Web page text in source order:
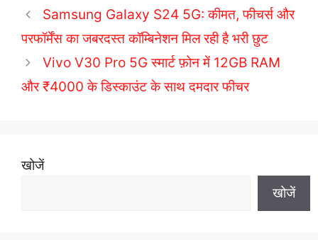
Samsung Galaxy S24 5G: कीमत, फीचर्स और
परफॉर्मेंस का जबरदस्त कॉम्बिनेशन मिल रही है भरी छुट
Vivo V30 Pro 5G स्मार्ट फ़ोन में 12GB RAM
और ₹4000 के डिस्काउंट के साथ दमदार फीचर
खोजें
खोजें